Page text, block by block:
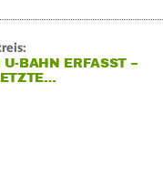
BAHN ERFASST –